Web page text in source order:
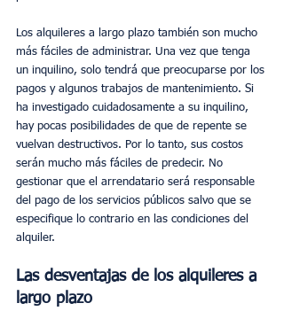
Los alquileres a largo plazo también son mucho
más fáciles de administrar. Una vez que tenga
un inquilino, solo tendrá que preocuparse por los
pagos y algunos trabajos de mantenimiento. Si
ha investigado cuidadosamente a su inquilino,
hay pocas posibilidades de que de repente se
vuelvan destructivos. Por lo tanto, sus costos
serán mucho más fáciles de predecir. No
gestionar que el arrendatario será responsable
del pago de los servicios públicos salvo que se
especifique lo contrario en las condiciones del
alquiler.
Las desventajas de los alquileres a
largo plazo